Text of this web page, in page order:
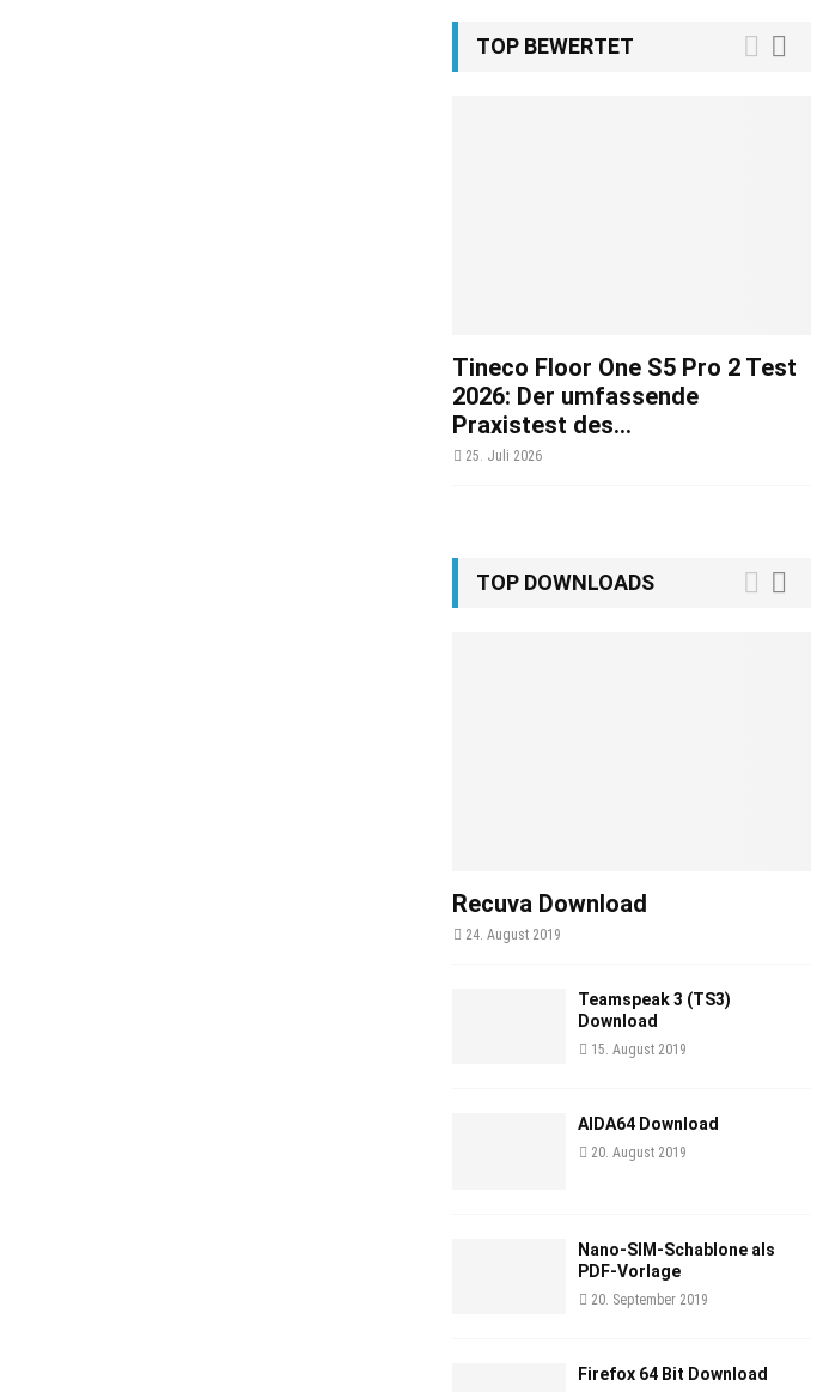
TOP BEWERTET
Tineco Floor One S5 Pro 2 Test
2026: Der umfassende
Praxistest des...
25. Juli 2026
TOP DOWNLOADS
Recuva Download
24. August 2019
Teamspeak 3 (TS3)
Download
15. August 2019
AIDA64 Download
20. August 2019
Nano-SIM-Schablone als
PDF-Vorlage
20. September 2019
Firefox 64 Bit Download